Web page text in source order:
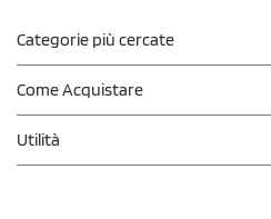
Categorie più cercate
Come Acquistare
Utilità